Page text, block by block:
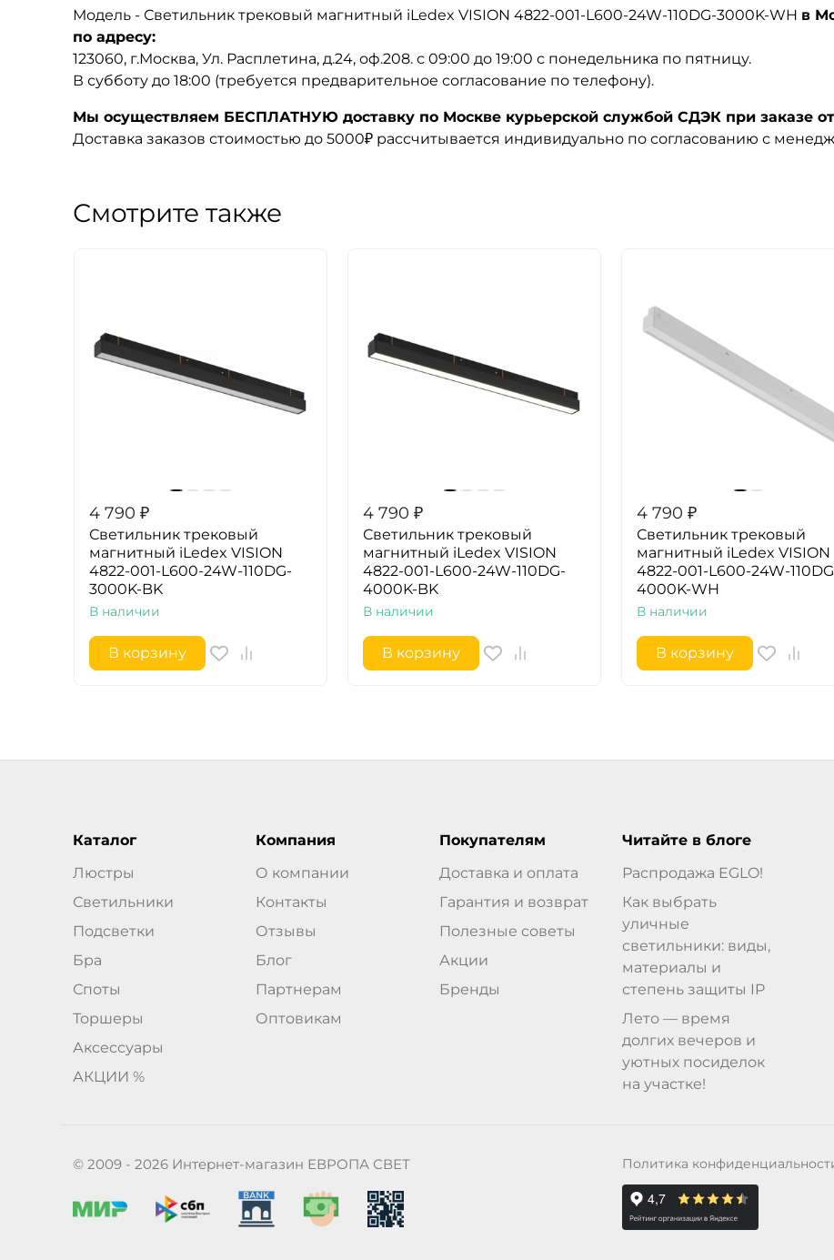
Модель - Светильник трековый магнитный iLedex VISION 4822-001-L600-24W-110DG-3000K-WH в
по адресу:
123060, г.Москва, Ул. Расплетина, д.24, оф.208. с 09:00 до 19:00 с понедельника по пятницу.
В субботу до 18:00 (требуется предварительное согласование по телефону).
Мы осуществляем БЕСПЛАТНУЮ доставку по Москве курьерской службой СДЭК при заказе
Доставка заказов стоимостью до 5000₽ рассчитывается индивидуально по согласованию с
Смотрите также
4 790 ₽
Светильник трековый
магнитный iLedex VISION
4822-001-L600-24W-110DG-
3000K-BK
В наличии
В корзину
4 790 ₽
Светильник трековый
магнитный iLedex VISION
4822-001-L600-24W-110DG-
4000K-BK
В наличии
В корзину
4 790 ₽
Светильник трековый
магнитный iLedex VISION
4822-001-L600-24W-
4000K-WH
В наличии
В корзину
Каталог
Люстры
Светильники
Подсветки
Бра
Споты
Торшеры
Аксессуары
АКЦИИ %
Компания
О компании
Контакты
Отзывы
Блог
Партнерам
Оптовикам
Покупателям
Доставка и оплата
Гарантия и возврат
Полезные советы
Акции
Бренды
Читайте в блоге
Распродажа EGLO!
Как выбрать
уличные
светильники: виды,
материалы и
степень защиты IP
Лето — время
долгих вечеров и
уютных посиделок
на участке!
© 2009 - 2026 Интернет-магазин ЕВРОПА СВЕТ Политика